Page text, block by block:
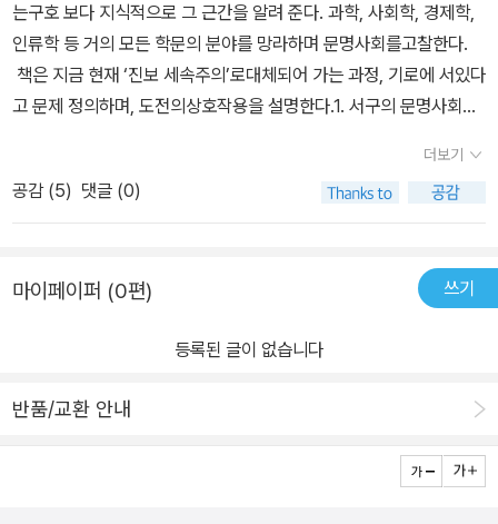
는구호 보다 지식적으로 그 근간을 알려 준다. 과학, 사회학, 경제학,
인류학 등 거의 모든 학문의 분야를 망라하며 문명사회를고찰한다.
책은 지금 현재 ‘진보 세속주의’로대체되어 가는 과정, 기로에 서있다
고 문제 정의하며, 도전의상호작용을 설명한다.1. 서구의 문명사회를
거의 퇴출 위기에 있다. 반면 진보세속주의의 공격과 발전된 현대성
의 위력에 압도당하고 있다.2. 진보 세속주의가 거의 승리함으로써,
서구는 내부에서부터 몰락할 것이고, 오만함과 자기 확신을 통해 서
으로써 전세계의 지배력을 두고 강력한 대체세력들(진보 세속주의와
중적인 도전으로 다가온다. 기독교 신앙이 발전된 현대 세계와 제도
나가고 마음은 무겁다. 내용이 어려운 것도 있지만, 책을 읽어 갈수록
는 것이 느껴지기 때문이다. 신앙은 개인적인 문제로 해석하는 경향
더보기
공감 (5) 댓글 (0)
마이페이퍼 (0편) 쓰기
등록된 글이 없습니다
반품/교환 안내